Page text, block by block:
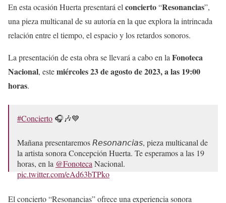
En esta ocasión Huerta presentará el concierto“Resonancias”,
una pieza multicanal de su autoría en la que explora la intrincada
relación entre el tiempo, el espacio y los retardos sonoros.
La presentación de esta obra se llevará a cabo en la Fonoteca
Nacional, estemiércoles 23 de agosto de 2023, a las 19:00
horas.
#Concierto 🎧🎶💙
Mañana presentaremos 𝘙𝘦𝘴𝘰𝘯𝘢𝘯𝘤𝘪𝘢𝘴, pieza multicanal de
la artista sonora Concepción Huerta. Te esperamos a las 19
horas, en la @Fonoteca Nacional.
pic.twitter.com/eAd63bTPko
El concierto “Resonancias” ofrece una experiencia sonora